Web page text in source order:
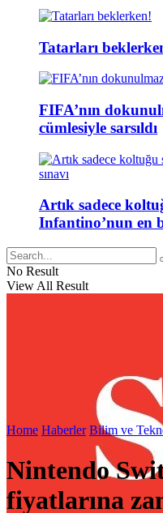
Tatarları
FIFA’nın
cümlesiyle sarsıldı
Artık sadece
Infantino’nun en
No Result
View All Result
Home Haberler Bilim ve
Nintendo
fiyatlarına